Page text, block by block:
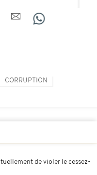
CORRUPTION
de violer le cessez-